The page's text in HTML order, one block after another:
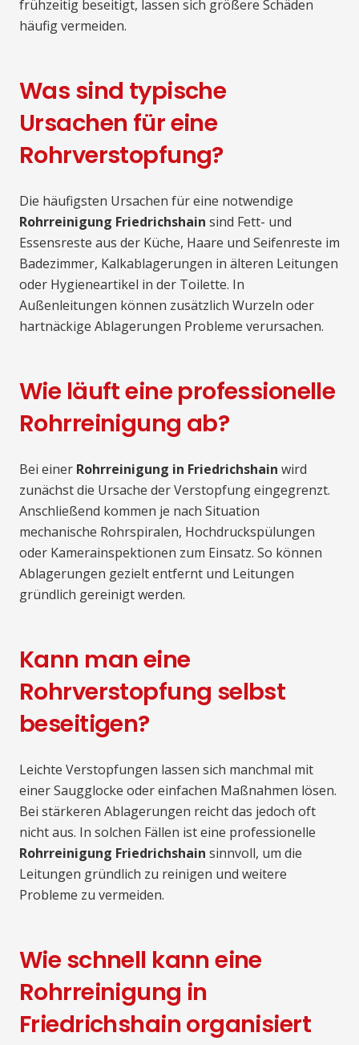
frühzeitig beseitigt, lassen sich größere Schäden
häufig vermeiden.
Was sind typische
Ursachen für eine
Rohrverstopfung?
Die häufigsten Ursachen für eine notwendige
Rohrreinigung Friedrichshain sind Fett- und
Essensreste aus der Küche, Haare und Seifenreste im
Badezimmer, Kalkablagerungen in älteren Leitungen
oder Hygieneartikel in der Toilette. In
Außenleitungen können zusätzlich Wurzeln oder
hartnäckige Ablagerungen Probleme verursachen.
Wie läuft eine professionelle
Rohrreinigung ab?
Bei einer Rohrreinigung in Friedrichshain wird
zunächst die Ursache der Verstopfung eingegrenzt.
Anschließend kommen je nach Situation
mechanische Rohrspiralen, Hochdruckspülungen
oder Kamerainspektionen zum Einsatz. So können
Ablagerungen gezielt entfernt und Leitungen
gründlich gereinigt werden.
Kann man eine
Rohrverstopfung selbst
beseitigen?
Leichte Verstopfungen lassen sich manchmal mit
einer Saugglocke oder einfachen Maßnahmen lösen.
Bei stärkeren Ablagerungen reicht das jedoch oft
nicht aus. In solchen Fällen ist eine professionelle
Rohrreinigung Friedrichshain sinnvoll, um die
Leitungen gründlich zu reinigen und weitere
Probleme zu vermeiden.
Wie schnell kann eine
Rohrreinigung in
Friedrichshain organisiert